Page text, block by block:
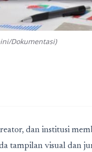
Dokumentasi)
dan institusi
tampilan visual dan